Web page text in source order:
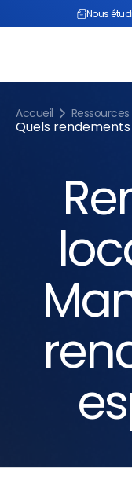
contenu
Nous
Accueil Ressources
Quels